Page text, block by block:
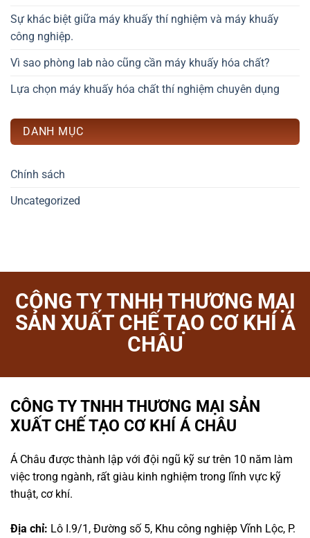
Sự khác biệt giữa máy khuấy thí nghiệm và máy khuấy
công nghiệp.
Vì sao phòng lab nào cũng cần máy khuấy hóa chất?
Lựa chọn máy khuấy hóa chất thí nghiệm chuyên dụng
DANH MỤC
Chính sách
Uncategorized
CÔNG TY TNHH THƯƠNG MẠI
SẢN XUẤT CHẾ TẠO CƠ KHÍ Á
CHÂU
CÔNG TY TNHH THƯƠNG MẠI SẢN
XUẤT CHẾ TẠO CƠ KHÍ Á CHÂU
Á Châu được thành lập với đội ngũ kỹ sư trên 10 năm làm
việc trong ngành, rất giàu kinh nghiệm trong lĩnh vực kỹ
thuật, cơ khí.
Địa chỉ: Lô I.9/1, Đường số 5, Khu công nghiệp Vĩnh Lộc, P.